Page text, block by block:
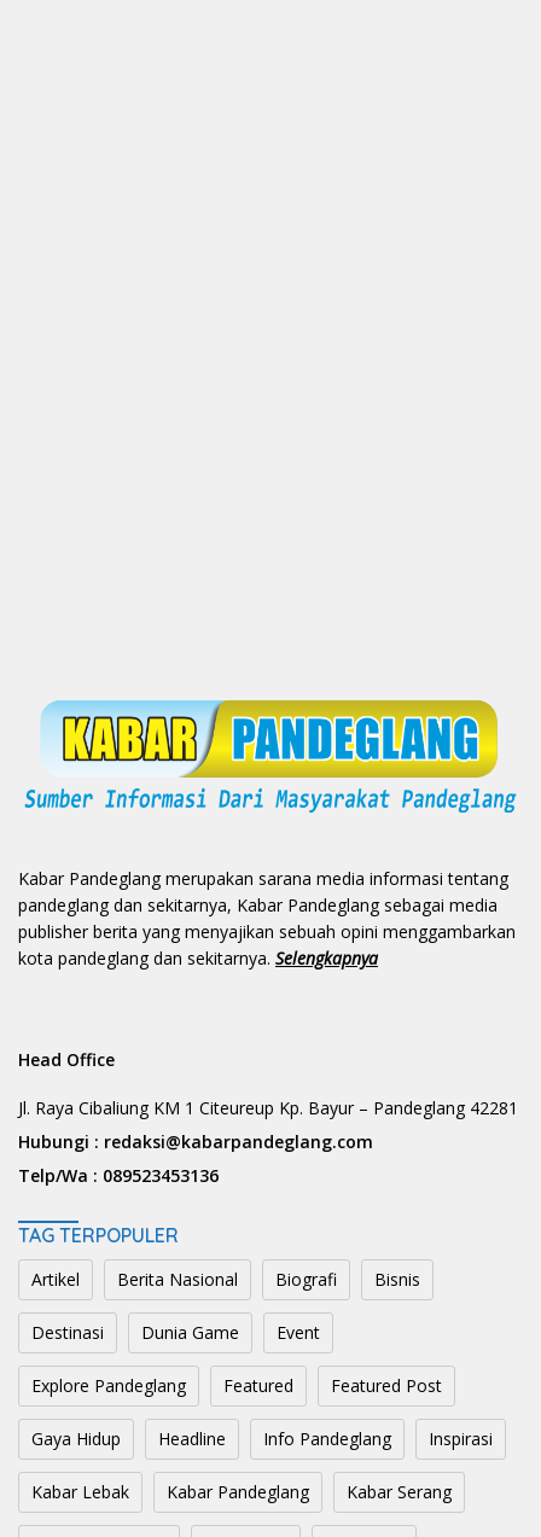
Kabar Pandeglang merupakan sarana media informasi tentang
pandeglang dan sekitarnya, Kabar Pandeglang sebagai media
publisher berita yang menyajikan sebuah opini menggambarkan
kota pandeglang dan sekitarnya. Selengkapnya
Head Office
Jl. Raya Cibaliung KM 1 Citeureup Kp. Bayur – Pandeglang 42281
Hubungi : redaksi@kabarpandeglang.com
Telp/Wa : 089523453136
TAG TERPOPULER
Artikel Berita Nasional Biografi Bisnis
Destinasi Dunia Game Event
Explore Pandeglang Featured Featured Post
Gaya Hidup Headline Info Pandeglang Inspirasi
Kabar Lebak Kabar Pandeglang Kabar Serang